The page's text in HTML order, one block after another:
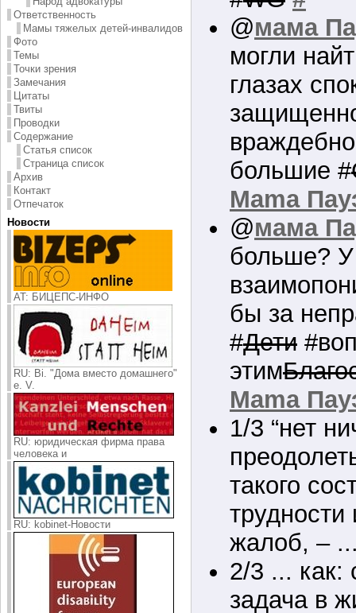
Ответственность
Мамы тяжелых детей-инвалидов
Фото
Темы
Точки зрения
Замечания
Цитаты
Твиты
Проводки
Содержание
Статья список
Страница список
Архив
Контакт
Отпечаток
Новости
AT: БИЦЕПС-ИНФО
RU: Bi. "Дома вместо домашнего"
e. V.
RU: юридическая фирма права
человека и
RU: kobinet-Новости
@мама
могли
глазах
большие #
Mama
@мама
больше?
бы за
#Дети
этим
Mama
1/3 “нет
такого
трудности
жалоб, –
2/3 ... как:
задача в